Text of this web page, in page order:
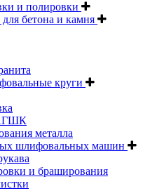
и полировки
бетона и камня
круги
металла
шлифовальных машин
и браширования